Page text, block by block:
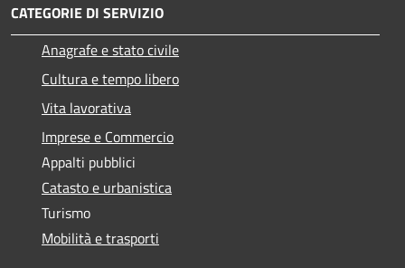
CATEGORIE DI SERVIZIO
Anagrafe e stato civile
Cultura e tempo libero
Vita lavorativa
Imprese e Commercio
Appalti pubblici
Catasto e urbanistica
Turismo
Mobilità e trasporti